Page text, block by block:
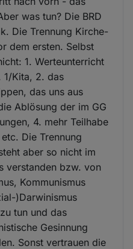
was tun? Die BRD
Die Trennung Kirche-
dem ersten. Selbst
1. Werteunterricht
1/Kita, 2. das
das uns aus
Ablösung der im GG
4. mehr Teilhabe
Die Trennung
aber so nicht im
verstanden bzw. von
Kommunismus
)Darwinismus
tun und das
Gesinnung
Sonst vertrauen die